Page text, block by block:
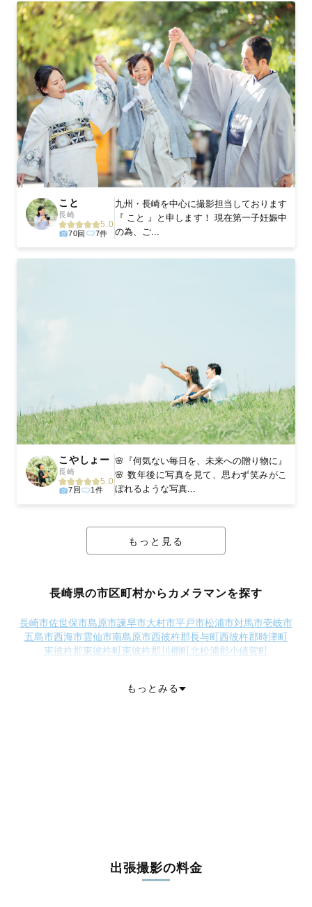
こと
長崎
5.0
70回 7件
九州・長崎を中心に撮影担当しております
『 こと 』と申します！ 現在第一子妊娠中
の為、ご...
こやしょー
長崎
5.0
7回 1件
🌸『何気ない毎日を、未来への贈り物に』
🌸 数年後に写真を見て、思わず笑みがこ
ぼれるような写真...
もっと見る
長崎県の市区町村からカメラマンを探す
長崎市佐世保市島原市諫早市大村市平戸市松浦市対馬市壱岐市
五島市西海市雲仙市南島原市西彼杵郡長与町西彼杵郡時津町
東彼杵郡東彼杵町東彼杵郡川棚町北松浦郡小値賀町
もっとみる
出張撮影の料金